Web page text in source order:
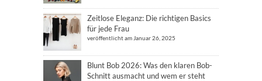
Zeitlose Eleganz: Die richtigen Basics
für jede Frau
veröffentlicht am Januar 26, 2025
Blunt Bob 2026: Was den klaren Bob-
Schnitt ausmacht und wem er steht